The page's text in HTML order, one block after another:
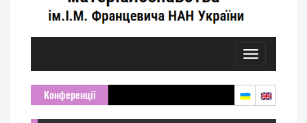
Toggle
navigation
Конференції